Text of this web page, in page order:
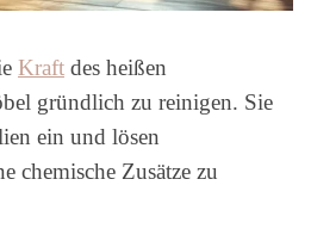
Kraft des heißen
gründlich zu reinigen. Sie
ein und lösen
chemische Zusätze zu